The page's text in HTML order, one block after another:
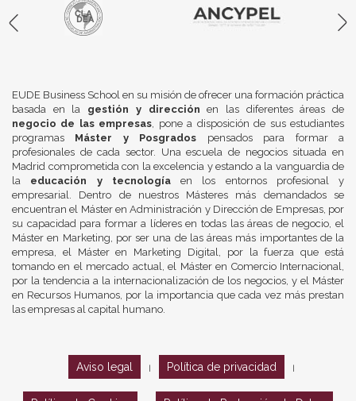
EUDE Business School en su misión de ofrecer una formación práctica
basada en la gestión y dirección en las diferentes áreas de
negocio de las empresas, pone a disposición de sus estudiantes
programas Máster y Posgrados pensados para formar a
profesionales de cada sector. Una escuela de negocios situada en
Madrid comprometida con la excelencia y estando a la vanguardia de
la educación y tecnologíaen los entornos profesional y
empresarial. Dentro de nuestros Másteres más demandados se
encuentran el Máster en Administración y Dirección de Empresas, por
su capacidad para formar a líderes en todas las áreas de negocio, el
Máster en Marketing, por ser una de las áreas más importantes de la
empresa, el Máster en Marketing Digital, por la fuerza que está
tomando en el mercado actual, el Máster en Comercio Internacional,
por la tendencia a la internacionalización de los negocios, y el Máster
en Recursos Humanos, por la importancia que cada vez más prestan
las empresas al capital humano.
Aviso legal Política de privacidad